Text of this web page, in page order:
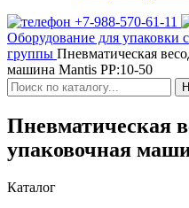
+7-988-570-61-11
Оборудование для упаковки
группы Пневматическая
машина Mantis PP:10-50
Пневматическая
упаковочная
Каталог